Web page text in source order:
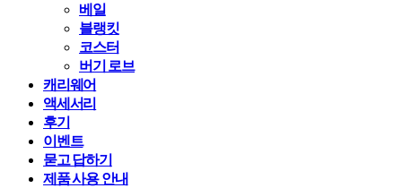
베일
블랭킷
코스터
버기 로브
캐리웨어
액세서리
후기
이벤트
묻고 답하기
제품 사용 안내